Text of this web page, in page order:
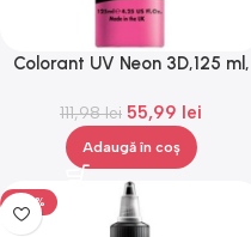
Colorant UV Neon 3D,125 ml,
111,98lei 55,99 lei
Adaugă în coș
-50%